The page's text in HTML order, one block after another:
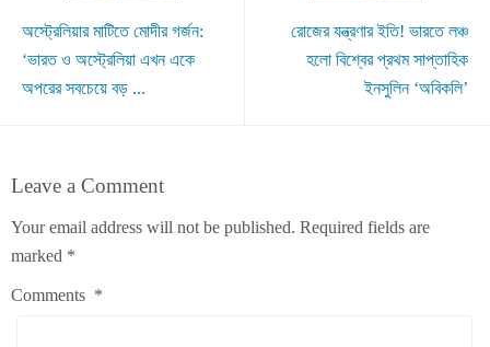
অস্ট্রেলিয়ার মাটিতে মোদীর গর্জন:
‘ভারত ও অস্ট্রেলিয়া এখন একে
অপরের সবচেয়ে বড় ...
রোজের যন্ত্রণার ইতি! ভারতে লঞ্চ
হলো বিশ্বের প্রথম সাপ্তাহিক
ইনসুলিন ‘অবিকলি’
Leave a Comment
Your email address will not be published. Required fields are
marked *
Comments *